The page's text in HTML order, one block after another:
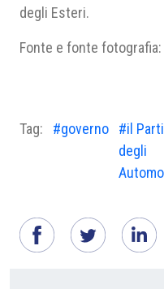
degli Esteri.
Fonte e fonte fotografia:
Tag: #governo
#il
degli